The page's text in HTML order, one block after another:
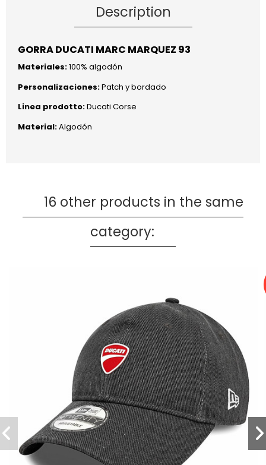
Description
GORRA DUCATI MARC MARQUEZ 93
Materiales:100% algodón
Personalizaciones:Patch y bordado
Linea prodotto:Ducati Corse
Material:Algodón
16 other products in the same
category: